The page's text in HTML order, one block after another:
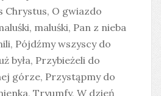
Chrystus, O gwiazdo
maluśki, Pan z nieba
Pójdźmy wszyscy do
była, Przybieżeli do
górze, Przystąpmy do
Tryumfy, W dzień